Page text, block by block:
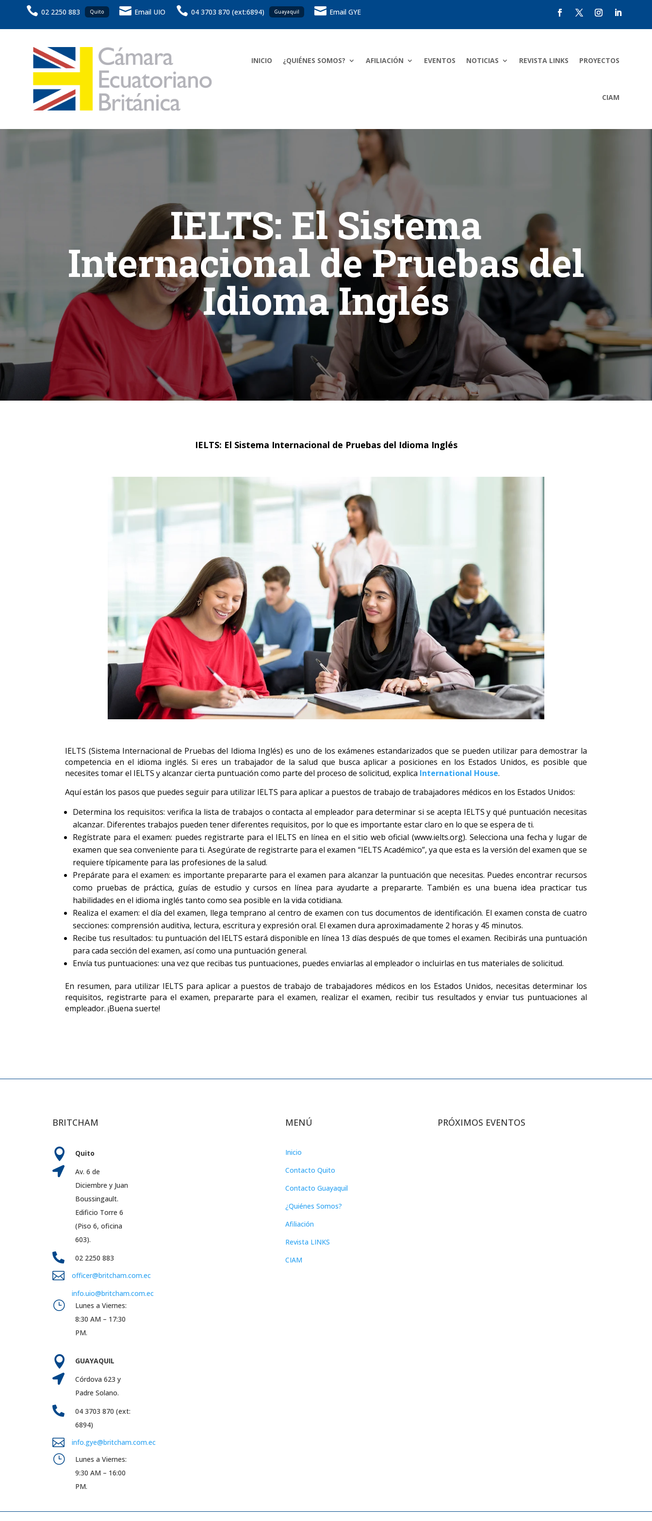
 02 2250 883 Quito  Email UIO  04 3703 870 (ext:6894) Guayaquil  Email GYE
INICIO ¿QUIÉNES SOMOS? AFILIACIÓN EVENTOS NOTICIAS REVISTA LINKS PROYECTOS
CIAM
IELTS: El Sistema
Internacional de Pruebas del
Idioma Inglés
IELTS: El Sistema Internacional de Pruebas del Idioma Inglés
IELTS (Sistema Internacional de Pruebas del Idioma Inglés) es uno de los exámenes estandarizados que se pueden utilizar para demostrar la
competencia en el idioma inglés. Si eres un trabajador de la salud que busca aplicar a posiciones en los Estados Unidos, es posible que
necesites tomar el IELTS y alcanzar cierta puntuación como parte del proceso de solicitud, explica International House.
Aquí están los pasos que puedes seguir para utilizar IELTS para aplicar a puestos de trabajo de trabajadores médicos en los Estados Unidos:
Determina los requisitos: verifica la lista de trabajos o contacta al empleador para determinar si se acepta IELTS y qué puntuación necesitas
alcanzar. Diferentes trabajos pueden tener diferentes requisitos, por lo que es importante estar claro en lo que se espera de ti.
Regístrate para el examen: puedes registrarte para el IELTS en línea en el sitio web oficial (www.ielts.org). Selecciona una fecha y lugar de
examen que sea conveniente para ti. Asegúrate de registrarte para el examen “IELTS Académico”, ya que esta es la versión del examen que se
requiere típicamente para las profesiones de la salud.
Prepárate para el examen: es importante prepararte para el examen para alcanzar la puntuación que necesitas. Puedes encontrar recursos
como pruebas de práctica, guías de estudio y cursos en línea para ayudarte a prepararte. También es una buena idea practicar tus
habilidades en el idioma inglés tanto como sea posible en la vida cotidiana.
Realiza el examen: el día del examen, llega temprano al centro de examen con tus documentos de identificación. El examen consta de cuatro
secciones: comprensión auditiva, lectura, escritura y expresión oral. El examen dura aproximadamente 2 horas y 45 minutos.
Recibe tus resultados: tu puntuación del IELTS estará disponible en línea 13 días después de que tomes el examen. Recibirás una puntuación
para cada sección del examen, así como una puntuación general.
Envía tus puntuaciones: una vez que recibas tus puntuaciones, puedes enviarlas al empleador o incluirlas en tus materiales de solicitud.
En resumen, para utilizar IELTS para aplicar a puestos de trabajo de trabajadores médicos en los Estados Unidos, necesitas determinar los
requisitos, registrarte para el examen, prepararte para el examen, realizar el examen, recibir tus resultados y enviar tus puntuaciones al
empleador. ¡Buena suerte!
BRITCHAM
 Quito

Av. 6 de
Diciembre y Juan
Boussingault.
Edificio Torre 6
(Piso 6, oficina
603).
 02 2250 883

officer@britcham.com.ec
info.uio@britcham.com.ec
}
Lunes a Viernes:
8:30 AM – 17:30
PM.
 GUAYAQUIL

Córdova 623 y
Padre Solano.

04 3703 870 (ext:
6894)
 info.gye@britcham.com.ec
}
Lunes a Viernes:
9:30 AM – 16:00
PM.
MENÚ
Inicio
Contacto Quito
Contacto Guayaquil
¿Quiénes Somos?
Afiliación
Revista LINKS
CIAM
PRÓXIMOS EVENTOS